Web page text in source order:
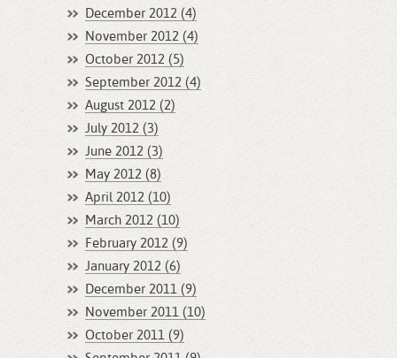
December 2012 (4)
November 2012 (4)
October 2012 (5)
September 2012 (4)
August 2012 (2)
July 2012 (3)
June 2012 (3)
May 2012 (8)
April 2012 (10)
March 2012 (10)
February 2012 (9)
January 2012 (6)
December 2011 (9)
November 2011 (10)
October 2011 (9)